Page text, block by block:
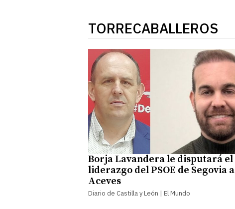
TORRECABALLEROS
Borja Lavandera le disputará el
liderazgo del PSOE de Segovia a
Aceves
Diario de Castilla y León | El Mundo